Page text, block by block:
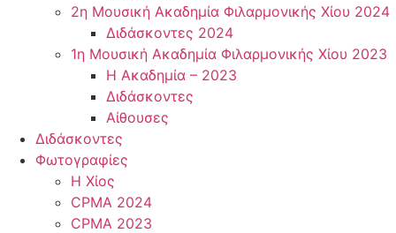
2η Μουσική Ακαδημία Φιλαρμονικής Χίου 2024
Διδάσκοντες 2024
1η Μουσική Ακαδημία Φιλαρμονικής Χίου 2023
Η Ακαδημία – 2023
Διδάσκοντες
Αίθουσες
Διδάσκοντες
Φωτογραφίες
Η Χίος
CPMA 2024
CPMA 2023